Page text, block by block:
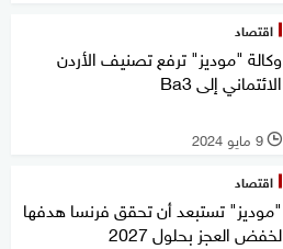
اقتصاد
وكالة "موديز" ترفع تصنيف الأردن
الائتماني إلى Ba3
l 9 مايو 2024
اقتصاد
"موديز" تستبعد أن تحقق فرنسا هدفها
لخفض العجز بحلول 2027